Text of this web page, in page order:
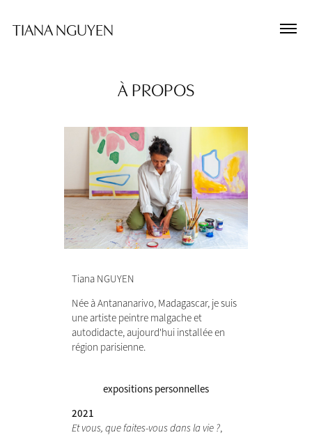
TIANA NGUYEN
À PROPOS
Tiana NGUYEN
Née à Antananarivo, Madagascar, je suis
une artiste peintre malgache et
autodidacte, aujourd'hui installée en
région parisienne.
expositions personnelles
2021
Et vous, que faites-vous dans la vie ?,